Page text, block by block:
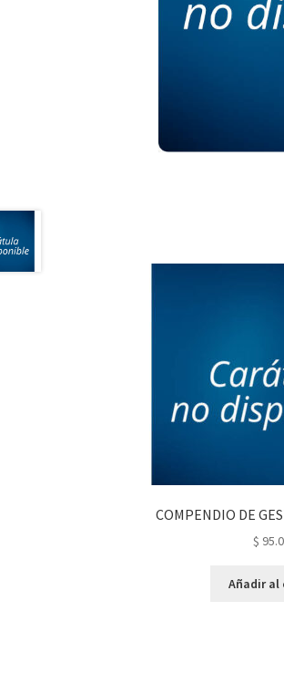
COMPENDIO DE
$
Añadir